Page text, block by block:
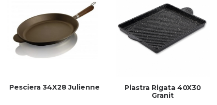
Pesciera 34X28 Julienne
Piastra Rigata 40X30
Granit